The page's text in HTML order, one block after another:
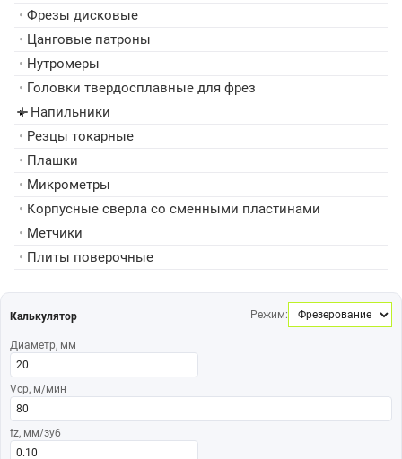
• Фрезы дисковые
• Цанговые патроны
• Нутромеры
• Головки твердосплавные для фрез
▸ Напильники
• Резцы токарные
• Плашки
• Микрометры
• Корпусные сверла со сменными пластинами
• Метчики
• Плиты поверочные
Калькулятор Режим:
Диаметр, мм
Vср, м/мин
fz, мм/зуб